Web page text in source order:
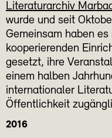
Literaturarchiv
wurde und seit
Gemeinsam haben es
kooperierenden
gesetzt, ihre
einem halben
internationaler
Öffentlichkeit
2016